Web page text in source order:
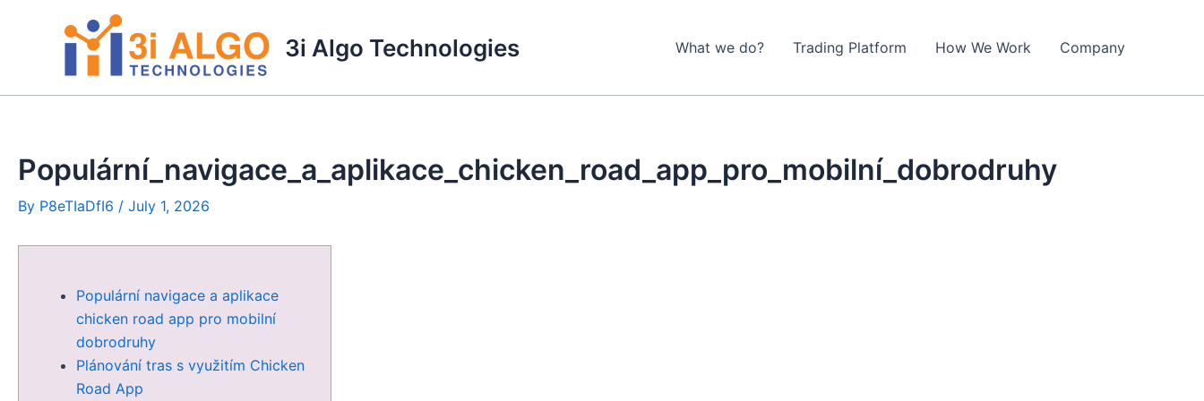
3i Algo Technologies What we do? Trading Platform How We Work Company
Populární_navigace_a_aplikace_chicken_road_app_pro_mobilní_dobrodruhy
By P8eTIaDfI6 / July 1, 2026
Populární navigace a aplikace
chicken road app pro mobilní
dobrodruhy
Plánování tras s využitím Chicken
Road App